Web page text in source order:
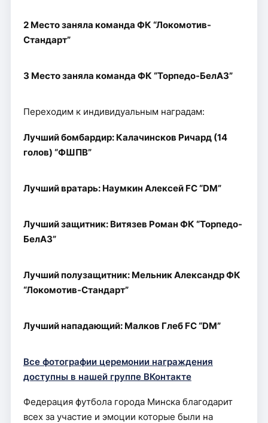
2 Место заняла команда ФК “Локомотив-
Стандарт”
3 Место заняла команда ФК “Торпедо-БелАЗ”
Переходим к индивидуальным наградам:
Лучший бомбардир: Калачинсков Ричард (14
голов) “ФШПВ”
Лучший вратарь: Наумкин Алексей FC “DM”
Лучший защитник: Витязев Роман ФК “Торпедо-
БелАЗ”
Лучший полузащитник: Мельник Александр ФК
“Локомотив-Стандарт”
Лучший нападающий: Малков Глеб FC “DM”
Все фотографии церемонии награждения
доступны в нашей группе ВКонтакте
Федерация футбола города Минска благодарит
всех за участие и эмоции которые были на